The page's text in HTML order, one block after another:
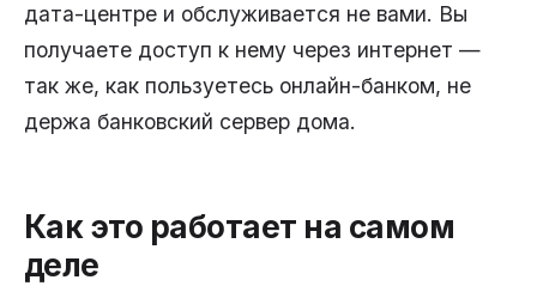
дата-центре и обслуживается не вами. Вы
получаете доступ к нему через интернет —
так же, как пользуетесь онлайн-банком, не
держа банковский сервер дома.
Как это работает на самом
деле